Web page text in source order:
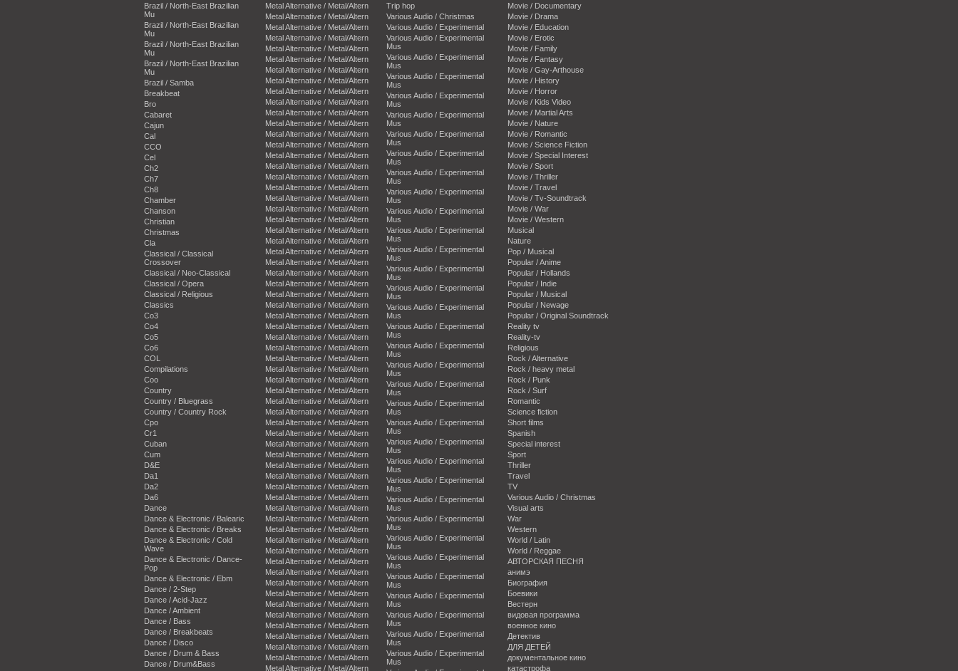
Brazil / North-East Brazilian
Mu
Brazil / North-East Brazilian
Mu
Brazil / North-East Brazilian
Mu
Brazil / North-East Brazilian
Mu
Brazil / Samba
Breakbeat
Bro
Cabaret
Cajun
Cal
CCO
Cel
Ch2
Ch7
Ch8
Chamber
Chanson
Christian
Christmas
Cla
Classical / Classical
Crossover
Classical / Neo-Classical
Classical / Opera
Classical / Religious
Classics
Co3
Co4
Co5
Co6
COL
Compilations
Coo
Country
Country / Bluegrass
Country / Country Rock
Cpo
Cr1
Cuban
Cum
D&E
Da1
Da2
Da6
Dance
Dance & Electronic / Balearic
Dance & Electronic / Breaks
Dance & Electronic / Cold
Wave
Dance & Electronic / Dance-
Pop
Dance & Electronic / Ebm
Dance / 2-Step
Dance / Acid-Jazz
Dance / Ambient
Dance / Bass
Dance / Breakbeats
Dance / Disco
Dance / Drum & Bass
Dance / Drum&Bass
Metal Alternative / Metal/Altern
Metal Alternative / Metal/Altern
Metal Alternative / Metal/Altern
Metal Alternative / Metal/Altern
Metal Alternative / Metal/Altern
Metal Alternative / Metal/Altern
Metal Alternative / Metal/Altern
Metal Alternative / Metal/Altern
Metal Alternative / Metal/Altern
Metal Alternative / Metal/Altern
Metal Alternative / Metal/Altern
Metal Alternative / Metal/Altern
Metal Alternative / Metal/Altern
Metal Alternative / Metal/Altern
Metal Alternative / Metal/Altern
Metal Alternative / Metal/Altern
Metal Alternative / Metal/Altern
Metal Alternative / Metal/Altern
Metal Alternative / Metal/Altern
Metal Alternative / Metal/Altern
Metal Alternative / Metal/Altern
Metal Alternative / Metal/Altern
Metal Alternative / Metal/Altern
Metal Alternative / Metal/Altern
Metal Alternative / Metal/Altern
Metal Alternative / Metal/Altern
Metal Alternative / Metal/Altern
Metal Alternative / Metal/Altern
Metal Alternative / Metal/Altern
Metal Alternative / Metal/Altern
Metal Alternative / Metal/Altern
Metal Alternative / Metal/Altern
Metal Alternative / Metal/Altern
Metal Alternative / Metal/Altern
Metal Alternative / Metal/Altern
Metal Alternative / Metal/Altern
Metal Alternative / Metal/Altern
Metal Alternative / Metal/Altern
Metal Alternative / Metal/Altern
Metal Alternative / Metal/Altern
Metal Alternative / Metal/Altern
Metal Alternative / Metal/Altern
Metal Alternative / Metal/Altern
Metal Alternative / Metal/Altern
Metal Alternative / Metal/Altern
Metal Alternative / Metal/Altern
Metal Alternative / Metal/Altern
Metal Alternative / Metal/Altern
Metal Alternative / Metal/Altern
Metal Alternative / Metal/Altern
Metal Alternative / Metal/Altern
Metal Alternative / Metal/Altern
Metal Alternative / Metal/Altern
Metal Alternative / Metal/Altern
Metal Alternative / Metal/Altern
Metal Alternative / Metal/Altern
Metal Alternative / Metal/Altern
Metal Alternative / Metal/Altern
Metal Alternative / Metal/Altern
Metal Alternative / Metal/Altern
Metal Alternative / Metal/Altern
Metal Alternative / Metal/Altern
Metal Alternative / Metal/Altern
Trip hop
Various Audio / Christmas
Various Audio / Experimental
Various Audio / Experimental
Mus
Various Audio / Experimental
Mus
Various Audio / Experimental
Mus
Various Audio / Experimental
Mus
Various Audio / Experimental
Mus
Various Audio / Experimental
Mus
Various Audio / Experimental
Mus
Various Audio / Experimental
Mus
Various Audio / Experimental
Mus
Various Audio / Experimental
Mus
Various Audio / Experimental
Mus
Various Audio / Experimental
Mus
Various Audio / Experimental
Mus
Various Audio / Experimental
Mus
Various Audio / Experimental
Mus
Various Audio / Experimental
Mus
Various Audio / Experimental
Mus
Various Audio / Experimental
Mus
Various Audio / Experimental
Mus
Various Audio / Experimental
Mus
Various Audio / Experimental
Mus
Various Audio / Experimental
Mus
Various Audio / Experimental
Mus
Various Audio / Experimental
Mus
Various Audio / Experimental
Mus
Various Audio / Experimental
Mus
Various Audio / Experimental
Mus
Various Audio / Experimental
Mus
Various Audio / Experimental
Mus
Various Audio / Experimental
Mus
Various Audio / Experimental
Mus
Various Audio / Experimental
Mus
Various Audio / Experimental
Mus
Movie / Documentary
Movie / Drama
Movie / Education
Movie / Erotic
Movie / Family
Movie / Fantasy
Movie / Gay-Arthouse
Movie / History
Movie / Horror
Movie / Kids Video
Movie / Martial Arts
Movie / Nature
Movie / Romantic
Movie / Science Fiction
Movie / Special Interest
Movie / Sport
Movie / Thriller
Movie / Travel
Movie / Tv-Soundtrack
Movie / War
Movie / Western
Musical
Nature
Pop / Musical
Popular / Anime
Popular / Hollands
Popular / Indie
Popular / Musical
Popular / Newage
Popular / Original Soundtrack
Reality tv
Reality-tv
Religious
Rock / Alternative
Rock / heavy metal
Rock / Punk
Rock / Surf
Romantic
Science fiction
Short films
Spanish
Special interest
Sport
Thriller
Travel
TV
Various Audio / Christmas
Visual arts
War
Western
World / Latin
World / Reggae
АВТОРСКАЯ ПЕСНЯ
анимэ
Биография
Боевики
Вестерн
видовая программа
военное кино
Детектив
ДЛЯ ДЕТЕЙ
документальное кино
катастрофа